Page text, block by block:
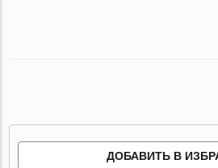
ДОБАВИТЬ В